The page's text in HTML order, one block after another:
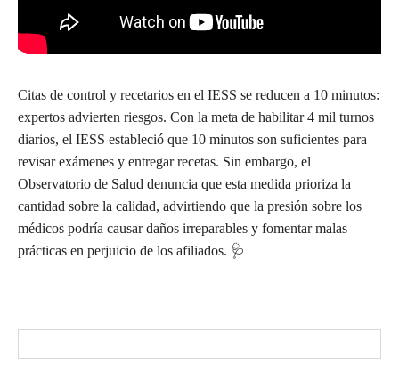
Citas de control y recetarios en el IESS se reducen a 10 minutos:
expertos advierten riesgos. Con la meta de habilitar 4 mil turnos
diarios, el IESS estableció que 10 minutos son suficientes para
revisar exámenes y entregar recetas. Sin embargo, el
Observatorio de Salud denuncia que esta medida prioriza la
cantidad sobre la calidad, advirtiendo que la presión sobre los
médicos podría causar daños irreparables y fomentar malas
prácticas en perjuicio de los afiliados. 🩺